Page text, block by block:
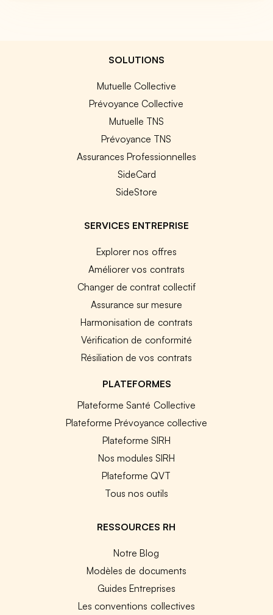
SOLUTIONS
Mutuelle Collective
Prévoyance Collective
Mutuelle TNS
Prévoyance TNS
Assurances Professionnelles
SideCard
SideStore
SERVICES ENTREPRISE
Explorer nos offres
Améliorer vos contrats
Changer de contrat collectif
Assurance sur mesure
Harmonisation de contrats
Vérification de conformité
Résiliation de vos contrats
PLATEFORMES
Plateforme Santé Collective
Plateforme Prévoyance collective
Plateforme SIRH
Nos modules SIRH
Plateforme QVT
Tous nos outils
RESSOURCES RH
Notre Blog
Modèles de documents
Guides Entreprises
Les conventions collectives